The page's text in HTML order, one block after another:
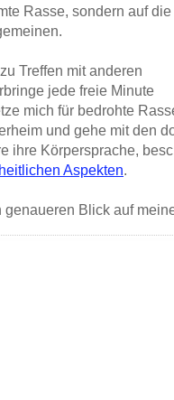
Rasse, sondern auf die
Treffen mit anderen
jede freie Minute
mich für bedrohte
und gehe mit den
ihre Körpersprache,
Aspekten.
genaueren Blick auf